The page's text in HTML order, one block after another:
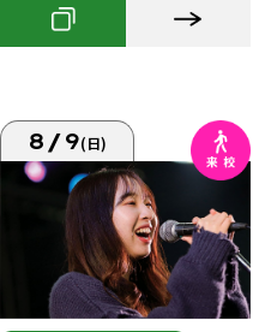
8/9(日)